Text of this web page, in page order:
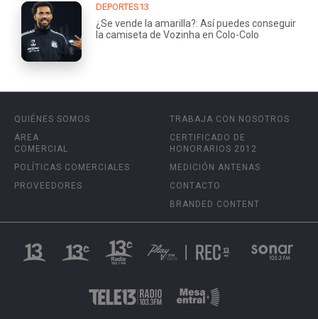
DEPORTES13
¿Se vende la amarilla?: Así puedes conseguir
la camiseta de Vozinha en Colo-Colo
QUIÉNES SOMOS
ÁREA
COMERCIAL
POLÍTICAS COMERCIALES
PROVEEDORES
TRABAJA CON NOSOTROS
CERTIFICADO DE
HONORARIOS 2012
MEDICIÓN ANTENAS
CONTACTO
BRANDED CONTENT